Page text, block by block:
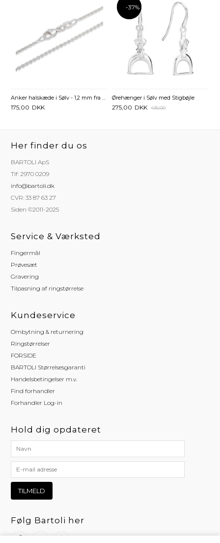
175,00 DKK
-37%
-37%
Ørehænger i Sølv med Stigbøjle
275,00 DKK 435,00
Her finder du os
BARTOLI ApS
Tlf: 2970 0209
info@bartoli.dk
CVR: 33 87 63 27
Siden ©2011-2025
Service & Værksted
Fingermål
Prøvesæt
Gravering
Tilpasning af ringstørrelse
Kundeservice
Ombytning & returnering
Ringstørrelser
FORSIDE
BARTOLI Størrelsesgaranti
Handelsbetingelser m.v.
Find forhandler
Forhandler Log-in
Hold dig opdateret
Følg Bartoli her